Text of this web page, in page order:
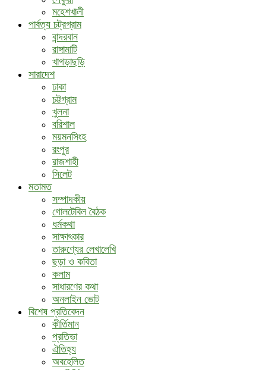
মহেশখালী
পার্বত্য চট্রগ্রাম
বান্দরবান
রাঙ্গামাটি
খাগড়াছড়ি
সারাদেশ
ঢাকা
চট্টগ্রাম
খুলনা
বরিশাল
ময়মনসিংহ
রংপুর
রাজশাহী
সিলেট
মতামত
সম্পাদকীয়
গোলটেবিল বৈঠক
ধর্মকথা
সাক্ষাৎকার
তারুণ্যের লেখালেখি
ছড়া ও কবিতা
কলাম
সাধারণের কথা
অনলাইন ভোট
বিশেষ প্রতিবেদন
কীর্তিমান
প্রতিভা
ঐতিহ্য
অবহেলিত